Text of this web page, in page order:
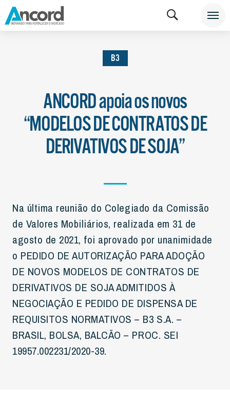
INSTITUCIONAL
B3
ANCORD apoia os novos
“MODELOS DE CONTRATOS DE
DERIVATIVOS DE SOJA”
Na última reunião do Colegiado da Comissão
de Valores Mobiliários, realizada em 31 de
agosto de 2021, foi aprovado por unanimidade
o PEDIDO DE AUTORIZAÇÃO PARA ADOÇÃO
DE NOVOS MODELOS DE CONTRATOS DE
DERIVATIVOS DE SOJA ADMITIDOS À
NEGOCIAÇÃO E PEDIDO DE DISPENSA DE
REQUISITOS NORMATIVOS – B3 S.A. –
BRASIL, BOLSA, BALCÃO – PROC. SEI
19957.002231/2020-39.